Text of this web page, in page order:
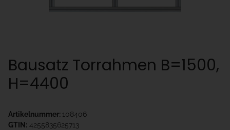
Bausatz Torrahmen B=1500,
H=4400
Artikelnummer: 108406
GTIN: 4255835625713